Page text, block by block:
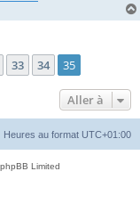
33 34 35
Aller à
Heures au format UTC+01:00
Limited